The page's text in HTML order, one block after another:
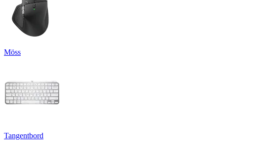
Möss
Tangentbord